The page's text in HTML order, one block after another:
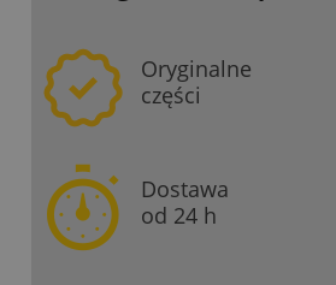
Oryginalne
części
Dostawa
od 24 h